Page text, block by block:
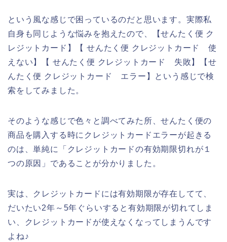
という風な感じで困っているのだと思います。実際私
自身も同じような悩みを抱えたので、【せんたく便 ク
レジットカード】【 せんたく便 クレジットカード 使
えない】【 せんたく便 クレジットカード 失敗】【せ
んたく便 クレジットカード エラー】という感じで検
索をしてみました。
そのような感じで色々と調べてみた所、せんたく便の
商品を購入する時にクレジットカードエラーが起きる
のは、単純に「クレジットカードの有効期限切れが１
つの原因」であることが分かりました。
実は、クレジットカードには有効期限が存在してて、
だいたい2年～5年ぐらいすると有効期限が切れてしま
い、クレジットカードが使えなくなってしまうんです
よね♪